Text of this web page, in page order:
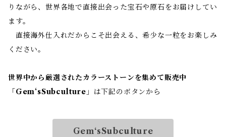
りながら、世界各地で直接出会った宝石や原石をお届けしてい
ます。
直接海外仕入れだからこそ出会える、希少な一粒をお楽しみ
ください。
世界中から厳選されたカラーストーンを集めて販売中
「 Gem‘sSubculture 」は下記のボタンから
Gem‘sSubculture